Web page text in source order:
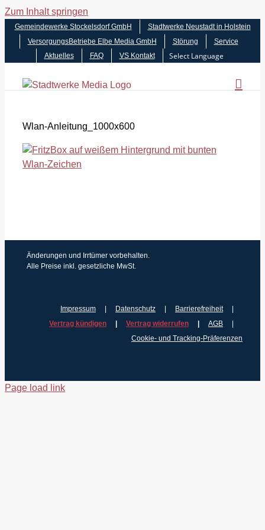
Zum Inhalt springen
Gemeindewerke Stockelsdorf GmbH
Stadtwerke Neustadt in Holstein
VersorgungsBetriebe Elbe Media GmbH
Störung
Service
Aktuelles
FAQ VS Kontakt
Wlan-Anleitung_1000x600
Änderungen und Irrtümer vorbehalten.
Alle Preise inkl. gesetzliche MwSt.
Impressum Datenschutz
Barrierefreiheit
Vertrag kündigen
Vertrag widerrufen
AGB
Cookie- und Tracking-Präferenzen
Page load link